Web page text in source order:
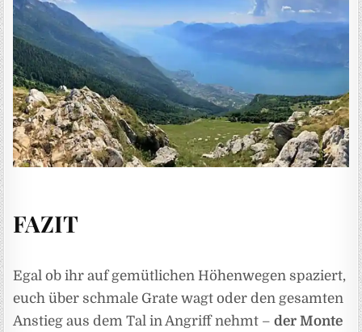
FAZIT
Egal ob ihr auf gemütlichen Höhenwegen spaziert,
euch über schmale Grate wagt oder den gesamten
Anstieg aus dem Tal in Angriff nehmt –der Monte